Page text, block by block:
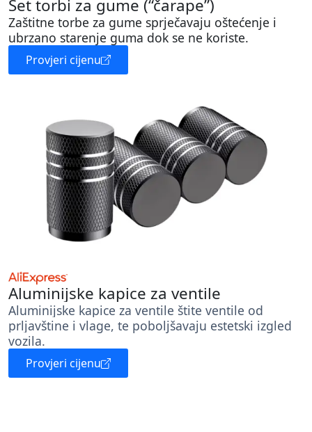
Set torbi za gume (“čarape”)
Zaštitne torbe za gume sprječavaju oštećenje i
ubrzano starenje guma dok se ne koriste.
Provjeri cijenu
Aluminijske kapice za ventile
Aluminijske kapice za ventile štite ventile od
prljavštine i vlage, te poboljšavaju estetski izgled
vozila.
Provjeri cijenu